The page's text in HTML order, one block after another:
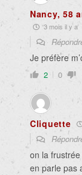
Nancy, 58
3 mois il y a
Je préfère
2 0
Cliquette
on la
en parle pas